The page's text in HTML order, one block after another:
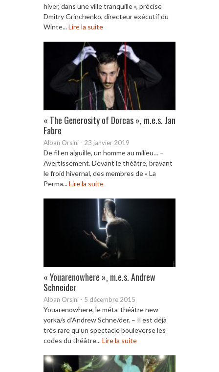
hiver, dans une ville tranquille », précise
Dmitry Grinchenko, directeur exécutif du
Winte...Lire la suite
« The Generosity of Dorcas », m.e.s. Jan
Fabre
Alban Orsini - 23 janvier 2019
De fil en aiguille, un homme au milieu… –
Avertissement. Devant le théâtre, bravant
le froid hivernal, des membres de « La
Perma...Lire la suite
« Youarenowhere », m.e.s. Andrew
Schneider
Alban Orsini - 5 décembre 2015
Youarenowhere, le méta-théâtre new-
yorka/s d’Andrew Schne/der. – Il est déjà
très rare qu’un spectacle bouleverse les
codes du théâtre...Lire la suite